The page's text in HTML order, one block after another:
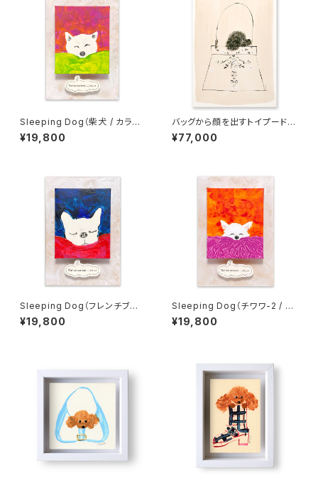
Sleeping Dog（柴犬 / カラー
地）
¥19,800
バッグから顔を出すトイプードル
(B3)
¥77,000
Sleeping Dog（フレンチブルド
ッグ-2 / カラー地）
¥19,800
Sleeping Dog（チワワ-2 / カ
ラー地）
¥19,800